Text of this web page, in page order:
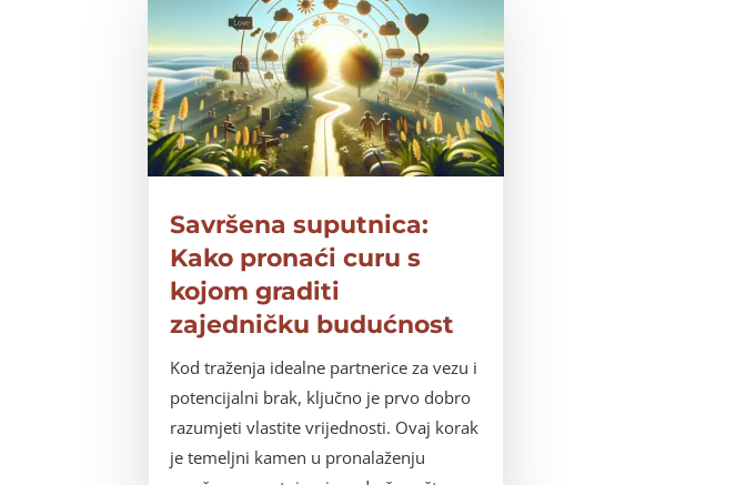
Savršena suputnica:
Kako pronaći curu s
kojom graditi
zajedničku budućnost
Kod traženja idealne partnerice za vezu i
potencijalni brak, ključno je prvo dobro
razumjeti vlastite vrijednosti. Ovaj korak
je temeljni kamen u pronalaženju